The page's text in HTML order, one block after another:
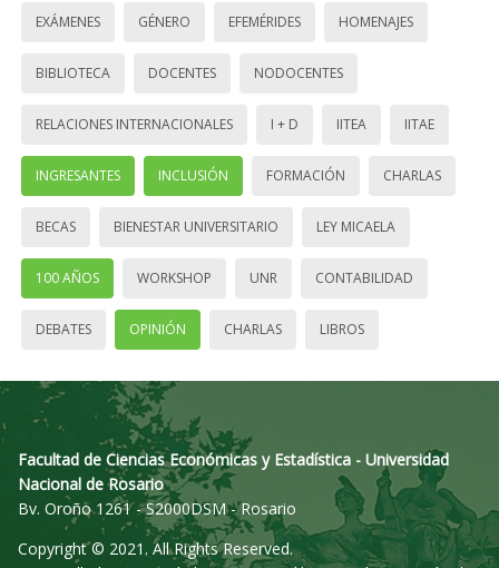
EXÁMENES GÉNERO EFEMÉRIDES HOMENAJES
BIBLIOTECA DOCENTES NODOCENTES
RELACIONES INTERNACIONALES I + D IITEA IITAE
INGRESANTES INCLUSIÓN FORMACIÓN CHARLAS
BECAS BIENESTAR UNIVERSITARIO LEY MICAELA
100 AÑOS WORKSHOP UNR CONTABILIDAD
DEBATES OPINIÓN CHARLAS LIBROS
Facultad de Ciencias Económicas y Estadística - Universidad
Nacional de Rosario
Bv. Oroño 1261 - S2000DSM - Rosario
Copyright © 2021. All Rights Reserved.